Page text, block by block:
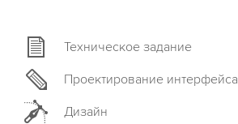
Техническое задание
Проектирование интерфейса
Дизайн